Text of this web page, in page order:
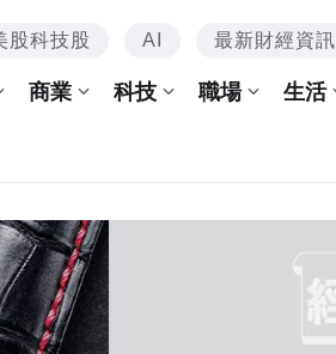
股科技股 AI 最新財經資訊
商業 科技 職場 生活